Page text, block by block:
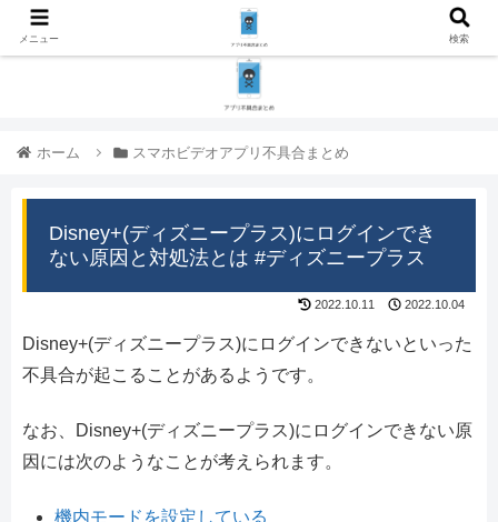
ホーム スマホビデオアプリ不具合まとめ
Disney+(ディズニープラス)にログインでき
ない原因と対処法とは #ディズニープラス
2022.10.11 2022.10.04
Disney+(ディズニープラス)にログインできないといった
不具合が起こることがあるようです。
なお、Disney+(ディズニープラス)にログインできない原
因には次のようなことが考えられます。
機内モードを設定している
メニュー 検索